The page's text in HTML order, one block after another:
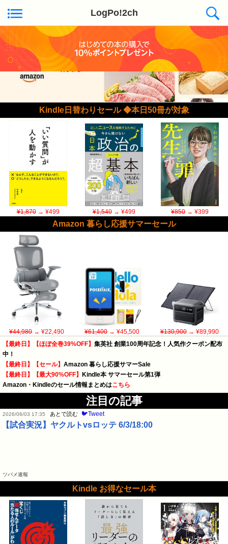
LogPo!2ch
Kindle日替わりセール ◆本日50冊が対象
¥1,870→ ¥499 ¥1,540→ ¥499 ¥850→ ¥399
Amazon 暮らし応援サマーセール
¥44,980→ ¥22,490 ¥61,400→ ¥45,500 ¥130,900→ ¥89,990
【最終日】【ほぼ全巻39%OFF】 集英社 創業100周年記念！人気作クーポン配布
中！
【最終日】【セール】 Amazon 暮らし応援サマーSale
【最終日】【最大90%OFF】
Kindle本 サマーセール第1弾
Amazon・Kindleのセール情報まとめはこちら
注目の記事
2026/06/03 17:35 あとで読む 🐦Tweet
【試合実況】ヤクルトvsロッテ 6/3/18:00
ツバメ速報
Kindle お得なセール本